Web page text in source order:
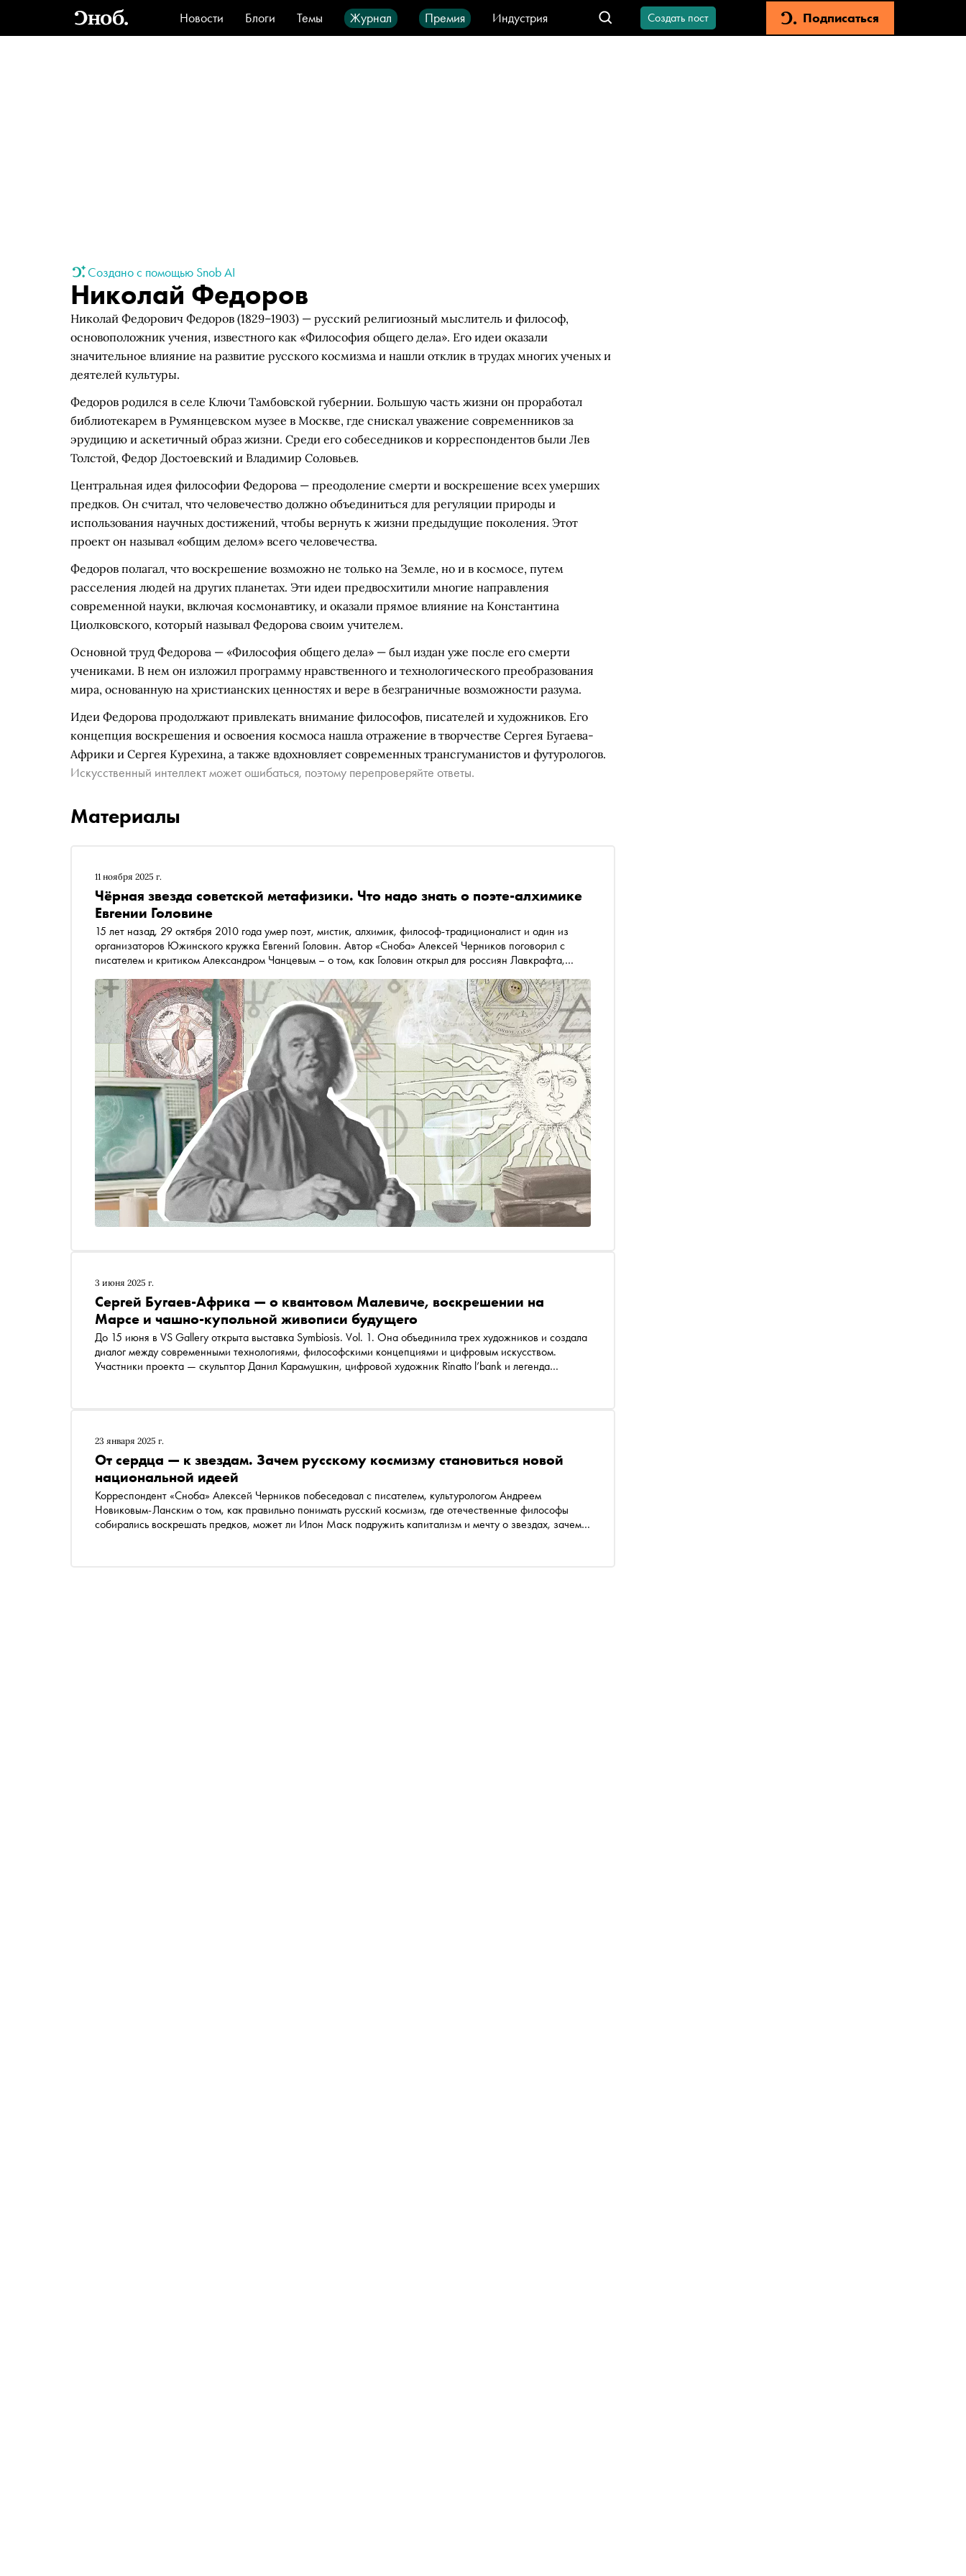
Новости Блоги Темы Журнал Премия
Индустрия
Стиль
Видео Город IT-продукты
Создать пост Подписаться
Создано с помощью Snob AI
Николай Федоров
Николай Федорович Федоров (1829–1903) — русский религиозный мыслитель и философ,
основоположник учения, известного как «Философия общего дела». Его идеи оказали
значительное влияние на развитие русского космизма и нашли отклик в трудах многих ученых и
деятелей культуры.
Федоров родился в селе Ключи Тамбовской губернии. Большую часть жизни он проработал
библиотекарем в Румянцевском музее в Москве, где снискал уважение современников за
эрудицию и аскетичный образ жизни. Среди его собеседников и корреспондентов были Лев
Толстой, Федор Достоевский и Владимир Соловьев.
Центральная идея философии Федорова — преодоление смерти и воскрешение всех умерших
предков. Он считал, что человечество должно объединиться для регуляции природы и
использования научных достижений, чтобы вернуть к жизни предыдущие поколения. Этот
проект он называл «общим делом» всего человечества.
Федоров полагал, что воскрешение возможно не только на Земле, но и в космосе, путем
расселения людей на других планетах. Эти идеи предвосхитили многие направления
современной науки, включая космонавтику, и оказали прямое влияние на Константина
Циолковского, который называл Федорова своим учителем.
Основной труд Федорова — «Философия общего дела» — был издан уже после его смерти
учениками. В нем он изложил программу нравственного и технологического преобразования
мира, основанную на христианских ценностях и вере в безграничные возможности разума.
Идеи Федорова продолжают привлекать внимание философов, писателей и художников. Его
концепция воскрешения и освоения космоса нашла отражение в творчестве Сергея Бугаева-
Африки и Сергея Курехина, а также вдохновляет современных трансгуманистов и футурологов.
Искусственный интеллект может ошибаться, поэтому перепроверяйте ответы.
Материалы
11 ноября 2025 г.
Чёрная звезда советской метафизики. Что надо знать о поэте-алхимике
Евгении Головине
15 лет назад, 29 октября 2010 года умер поэт, мистик, алхимик, философ-традиционалист и один из
организаторов Южинского кружка Евгений Головин. Автор «Сноба» Алексей Черников поговорил с
писателем и критиком Александром Чанцевым – о том, как Головин открыл для россиян Лавкрафта,
Южинском кружке, и правда ли, что они определили политический облик современной России и ее
«традиционалистский» дискурс
3 июня 2025 г.
Сергей Бугаев-Африка — о квантовом Малевиче, воскрешении на
Марсе и чашно-купольной живописи будущего
До 15 июня в VS Gallery открыта выставка Symbiosis. Vol. 1. Она объединила трех художников и создала
диалог между современными технологиями, философскими концепциями и цифровым искусством.
Участники проекта — скульптор Данил Карамушкин, цифровой художник Rinatto l’bank и легенда
23 января 2025 г.
От сердца — к звездам. Зачем русскому космизму становиться новой
национальной идеей
Корреспондент «Сноба» Алексей Черников побеседовал с писателем, культурологом Андреем
Новиковым-Ланским о том, как правильно понимать русский космизм, где отечественные философы
собирались воскрешать предков, может ли Илон Маск подружить капитализм и мечту о звездах, зачем